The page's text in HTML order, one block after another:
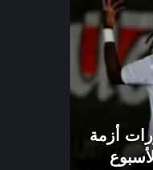
أزمة